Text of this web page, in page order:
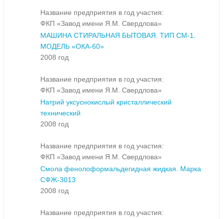
Название предприятия в год участия:
ФКП «Завод имени Я.М. Свердлова»
МАШИНА СТИРАЛЬНАЯ БЫТОВАЯ. ТИП СМ-1.
МОДЕЛЬ «ОКА-60»
2008 год
Название предприятия в год участия:
ФКП «Завод имени Я.М. Свердлова»
Натрий уксуснокислый кристаллический
технический
2008 год
Название предприятия в год участия:
ФКП «Завод имени Я.М. Свердлова»
Смола фенолоформальдегидная жидкая. Марка
СФЖ-3013
2008 год
Название предприятия в год участия: